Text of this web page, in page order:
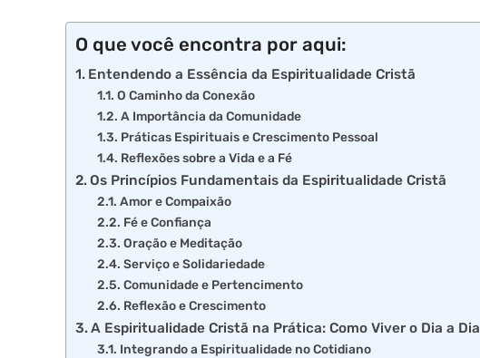
O que você encontra por aqui:
Entendendo a Essência da Espiritualidade Cristã
O Caminho da Conexão
A Importância da Comunidade
Práticas Espirituais e Crescimento Pessoal
Reflexões sobre a Vida e a Fé
Os Princípios Fundamentais da Espiritualidade Cristã
Amor e Compaixão
Fé e Confiança
Oração e Meditação
Serviço e Solidariedade
Comunidade e Pertencimento
Reflexão e Crescimento
A Espiritualidade Cristã na Prática: Como Viver o Dia a Dia
Integrando a Espiritualidade no Cotidiano